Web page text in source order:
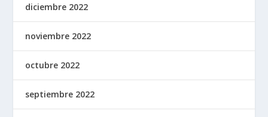
diciembre 2022
noviembre 2022
octubre 2022
septiembre 2022